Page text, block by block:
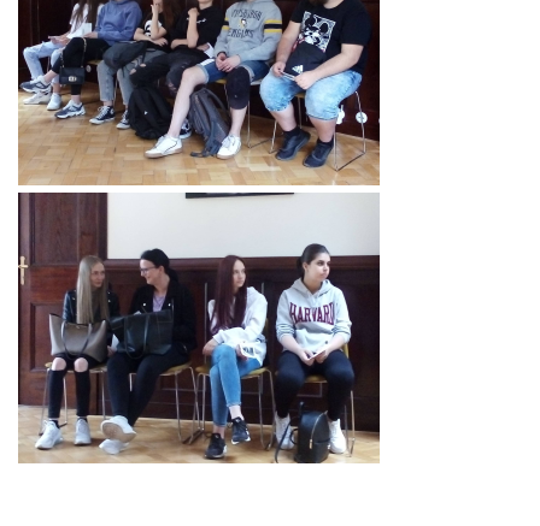
Pro rodiče
Třídní schůzky
Roční plán školy 2025/26
Soubory ke stažení
Učitelé
Projekty
Prospěch žáků